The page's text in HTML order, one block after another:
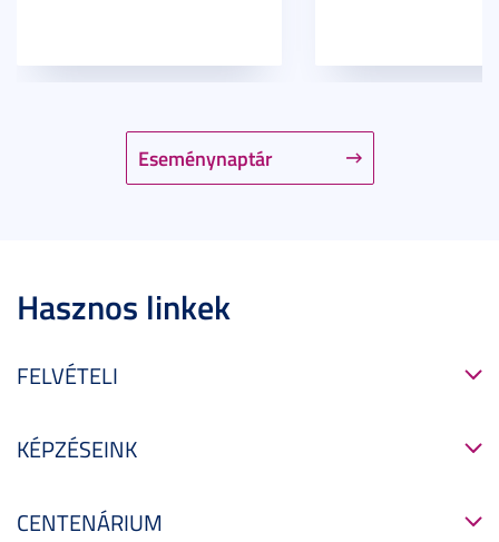
Eseménynaptár
Hasznos linkek
FELVÉTELI
KÉPZÉSEINK
CENTENÁRIUM